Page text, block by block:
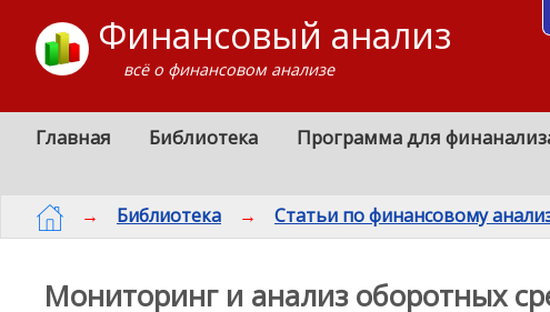
Финансовый анализ
всё о финансовом анализе
Главная Библиотека Программа для
→ Библиотека → Статьи по финансовому
Мониторинг и анализ оборотных